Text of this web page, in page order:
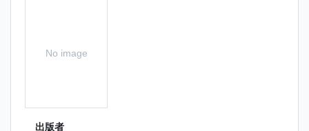
No image
出版者